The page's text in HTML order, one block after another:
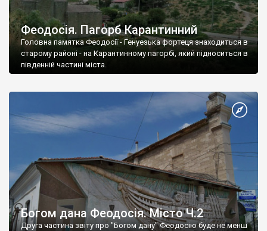
Феодосія. Пагорб Карантинний
Головна памятка Феодосії - Генуезька фортеця знаходиться в
старому районі - на Карантинному пагорбі, який підноситься в
південній частині міста.
Богом дана Феодосія. Місто Ч.2
Друга частина звіту про "Богом дану" Феодосію буде не менш